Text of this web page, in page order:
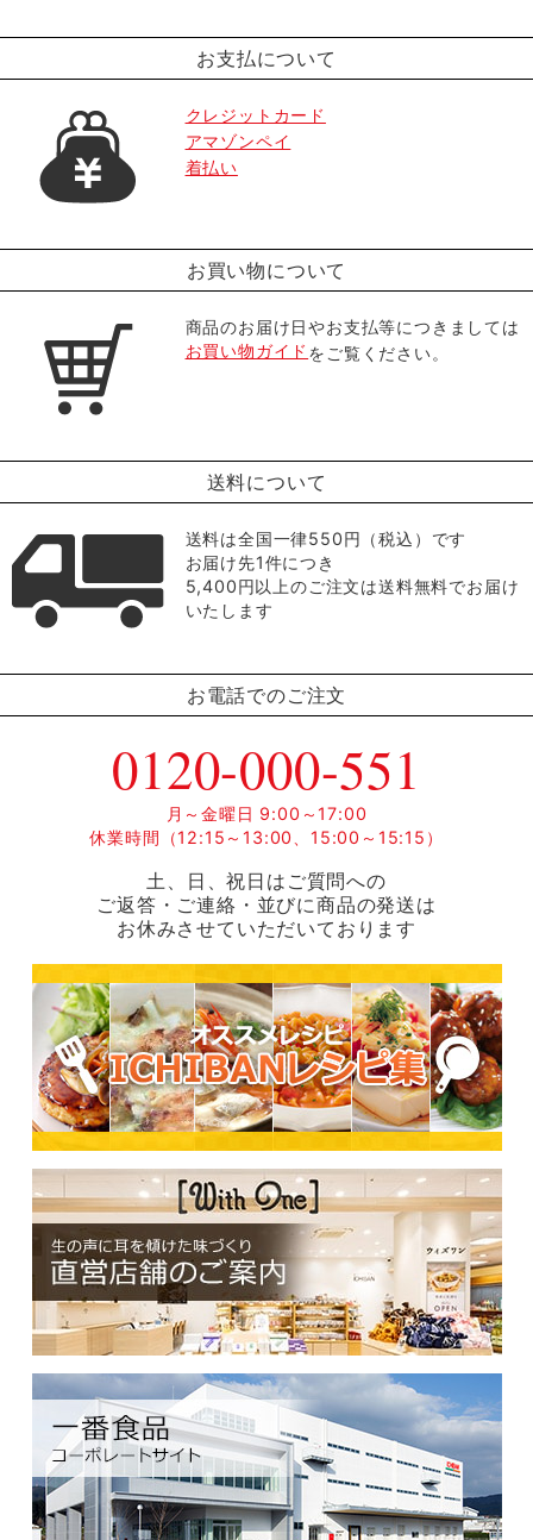
お支払について
クレジットカード
アマゾンペイ
着払い
お買い物について
商品のお届け日やお支払等につきましては
お買い物ガイド をご覧ください。
送料について
送料は全国一律550円（税込）です
お届け先1件につき
5,400円以上のご注文は送料無料でお届け
いたします
お電話でのご注文
0120-000-551
月～金曜日 9:00～17:00
休業時間（12:15～13:00、15:00～15:15）
土、日、祝日はご質問への
ご返答・ご連絡・並びに商品の発送は
お休みさせていただいております